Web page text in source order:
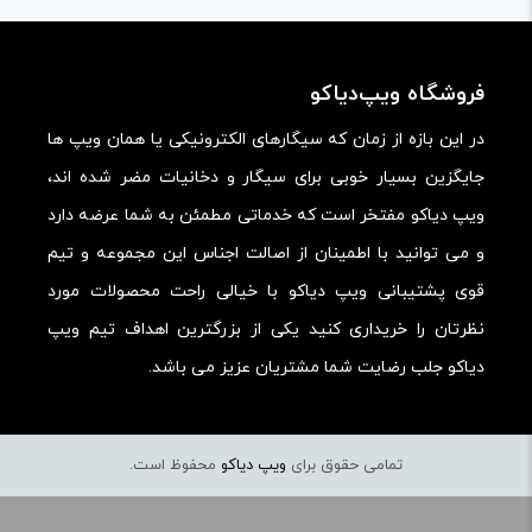
فروشگاه ویپ‌دیاکو
در این بازه از زمان که سیگارهای الکترونیکی یا همان ویپ ها
جایگزین بسیار خوبی برای سیگار و دخانیات مضر شده اند،
ویپ دیاکو مفتخر است که خدماتی مطمئن به شما عرضه دارد
و می توانید با اطمینان از اصالت اجناس این مجموعه و تیم
قوی پشتیبانی ویپ دیاکو با خیالی راحت محصولات مورد
نظرتان را خریداری کنید یکی از بزرگترین اهداف تیم ویپ
دیاکو جلب رضایت شما مشتریان عزیز می باشد.
تمامی حقوق برای ویپ دیاکو محفوظ است.